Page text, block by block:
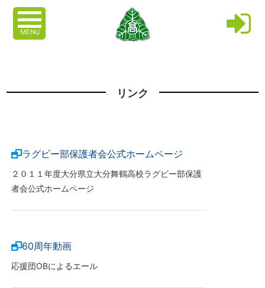
MENU
リンク
ラグビー部保護者会公式ホームページ
２０１１年度大分県立大分舞鶴高校ラグビー部保護
者会公式ホームページ
60周年動画
応援団OBによるエール